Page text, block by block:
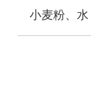
小麦粉、水